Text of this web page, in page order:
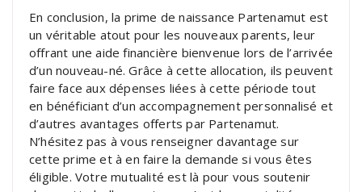
En conclusion, la prime de naissance Partenamut est
un véritable atout pour les nouveaux parents, leur
offrant une aide financière bienvenue lors de l’arrivée
d’un nouveau-né. Grâce à cette allocation, ils peuvent
faire face aux dépenses liées à cette période tout
en bénéficiant d’un accompagnement personnalisé et
d’autres avantages offerts par Partenamut.
N’hésitez pas à vous renseigner davantage sur
cette prime et à en faire la demande si vous êtes
éligible. Votre mutualité est là pour vous soutenir